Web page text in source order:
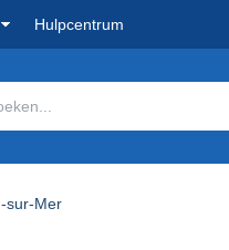
Hulpcentrum
sur-Mer